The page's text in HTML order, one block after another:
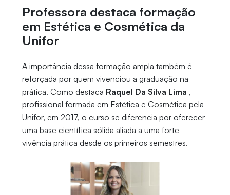
Professora destaca formação
em Estética e Cosmética da
Unifor
A importância dessa formação ampla também é
reforçada por quem vivenciou a graduação na
prática. Como destaca Raquel Da Silva Lima ,
profissional formada em Estética e Cosmética pela
Unifor, em 2017, o curso se diferencia por oferecer
uma base científica sólida aliada a uma forte
vivência prática desde os primeiros semestres.